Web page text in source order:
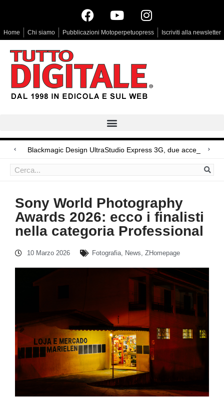
Home Chi siamo Pubblicazioni Motoperpetuopress Iscriviti alla newsletter
Arri Rental, evoluzioni in arrivo
LG Signature OLED T, il primo Oled trasparente
Sony World Photography
Awards 2026: ecco i finalisti
nella categoria Professional
10 Marzo 2026 Fotografia, News, ZHomepage